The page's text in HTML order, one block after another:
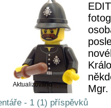
Aktualizováno
- 1 (1) příspěvků